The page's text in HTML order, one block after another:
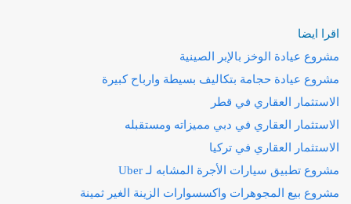
اقرا ايضا
مشروع عيادة الوخز بالإبر الصينية
مشروع عيادة حجامة بتكاليف بسيطة وارباح كبيرة
الاستثمار العقاري في قطر
الاستثمار العقاري في دبي مميزاته ومستقبله
الاستثمار العقاري في تركيا
مشروع تطبيق سيارات الأجرة المشابه لـ Uber
مشروع بيع المجوهرات واكسسوارات الزينة الغير ثمينة